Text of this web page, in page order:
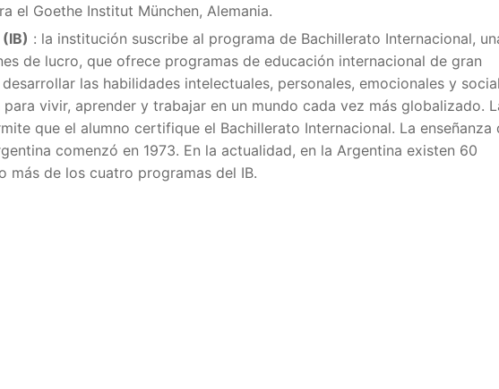
el Goethe Institut München, Alemania.
: la institución suscribe al programa de Bachillerato Internacional,
de lucro, que ofrece programas de educación internacional de gran
las habilidades intelectuales, personales, emocionales y
vivir, aprender y trabajar en un mundo cada vez más globalizado.
que el alumno certifique el Bachillerato Internacional. La enseñanza
comenzó en 1973. En la actualidad, en la Argentina existen 60
más de los cuatro programas del IB.